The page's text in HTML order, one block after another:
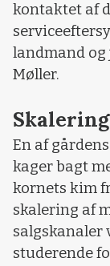
kontaktet af
landmand og
Møller.
En af
kager bagt
kornets kim
skalering af
salgskanaler
studerende